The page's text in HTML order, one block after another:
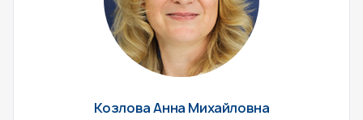
Козлова Анна Михайловна